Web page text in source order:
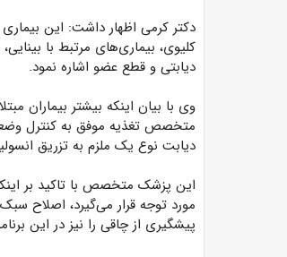
دکتر کرمی اظهار داشت: این
کلیوی، بیماری‌های مرتبط با
دیابتی و قطع عضو اشاره نمود.
وی با بیان اینکه بیشتر بیماران
متخصص تغذیه موفق به کنترل
دیابت نوع یک ملزم به تزریق
این پزشک متخصص با تاکید بر
مورد توجه قرار می‌گیرد، اصلاح
پیشگیری از چاقی را نیز در این